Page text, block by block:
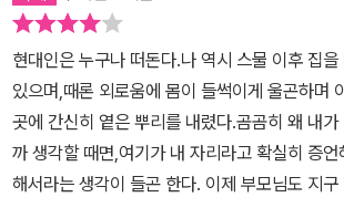
난 바보처럼 네 얼굴을 찾았어. (뭍에 오르다,
행동만 선택하는 언니가 가끔은 답답하기도 했다
는데... 저러지 않아도 엄마나 아빠가 기절하진
도 가지고 있었다. 늘 자기가 옳은 역할을 해버
나쁜 동생이 되어버리게 만드는 일이 왕왕 있었
인데 그렇게 책임감있는 누나인데 왜 그 누나를
드냐고 누군가에게 야단을 맞을 때 난 늘 억울했
하게 굴라고 한 적도 없고 우리 때문에 걱정하
와는 다른 양상을 보인다. 인도인 뿐만 아니라 어
착해야 하는 모든 사람들이 겪어야 할 일인지도
인도 특유의 정서를 느끼게 한다. 인도 특유의 정
표현을 하는 걸까? 가족이란 어쩌면 '그저 좋은
모른다. 그럼에도 그 불안한 가족의 틈에 무언가
가 이 책이 주는 미덕일테다. 그 정서를 무어라
신의 욕망을 거세한 여자. 그녀가 결국 불 붙이지
었는지, 어찌 그리 숨죽이고 살 수 있었는지를
히는데, 그 에너지가 엄청나다. 이 소설집에서 가
을 꼽으라면, 단연코 이 단편의 엔딩이다.3. 머
에서 가장 애정하는 단편. 주인공은 30대 중반
은 시절 남몰래 흠모했던 여자, 팸의 결혼식에 찾
좋았던 작품도(물론 나의 기준)'길들지 않은 땅'
고는 정말 무언가 내 가슴에서 펑 터져 버린 기분
지 단편들은다 읽어내겠다는 의지의 일환으로
만족해야 했다. 무엇보다 공감가는 상황이었고,
그렇고 그런 고민들이 들킨 듯이 그녀의 인물들
느낌은소설이 어떻게 독자의 삶의 편린들을 그
수 있는 지를 보여주는 것 같아 놀라웠다.그. 리.
현대인은 누구나 떠돈다.나 역시 스물 이후 집
있으며,때론 외로움에 몸이 들썩이게 울곤하며
곳에 간신히 옅은 뿌리를 내렸다.곰곰히 왜 내
까 생각할 때면,여기가 내 자리라고 확실히 증
해서라는 생각이 들곤 한다. 이제 부모님도 지구 반대편에 사는데, 남